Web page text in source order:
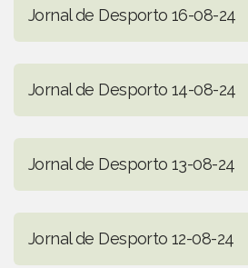
Jornal de Desporto 16-08-24
Jornal de Desporto 14-08-24
Jornal de Desporto 13-08-24
Jornal de Desporto 12-08-24